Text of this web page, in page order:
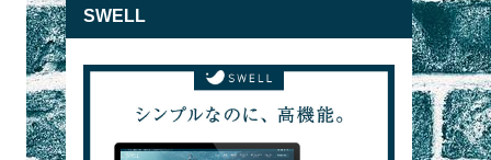
SWELL